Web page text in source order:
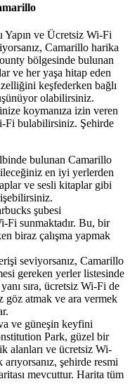
Yapın ve Ücretsiz Wi-Fi
Camarillo harika
bölgesinde bulunan
ve her yaşa hitap eden
keşfederken bağlı
olabilirsiniz.
koymanıza izin veren
Fi bulabilirsiniz. Şehirde
bulunan Camarillo
en iyi yerlerden
ve sesli kitaplar gibi
şubesi
Fi sunmaktadır. Bu, bir
biraz çalışma yapmak
seviyorsanız, Camarillo
gereken yerler listesinde
sıra, ücretsiz Wi-Fi de
göz atmak ve ara vermek
ve güneşin keyfini
Park, güzel bir
alanları ve ücretsiz Wi-
şehirde resmi
mevcuttur. Harita tüm